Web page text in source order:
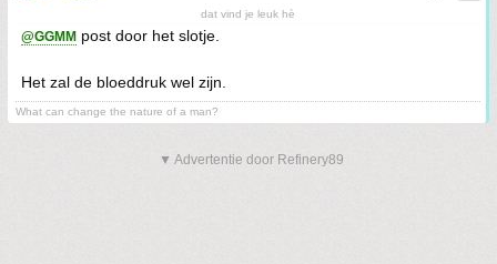
dat vind je leuk hè
@GGMM post door het slotje.
Het zal de bloeddruk wel zijn.
What can change the nature of a man?
▼ Advertentie door Refinery89